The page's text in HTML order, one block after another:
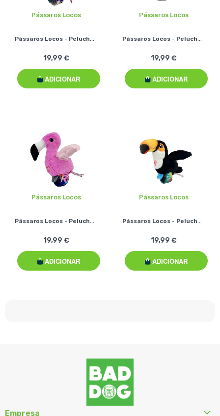
Pássaros Locos
Pássaros Locos - Peluches Interativos - Catatua
19,99 €
ADICIONAR
Pássaros Locos
Pássaros Locos - Peluches Interativos - Papagaio Azul
19,99 €
ADICIONAR
Pássaros Locos
Pássaros Locos - Peluches Interativos - Flamingo
19,99 €
ADICIONAR
Pássaros Locos
Pássaros Locos - Peluches Interativos - Tucano
19,99 €
ADICIONAR
Empresa